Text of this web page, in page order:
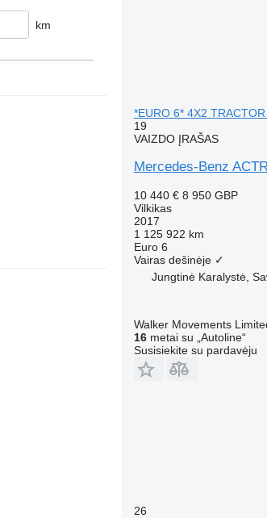
km
*EURO 6* 4X2
19
VAIZDO ĮRAŠAS
Mercedes-Benz
10 440 € 8 950 GBP
Vilkikas
2017
1 125 922 km
Euro 6
Vairas dešinėje ✓
Jungtinė Karalystė,
Walker Movements
16metai su „Autoline“
Susisiekite su pardavėju
26